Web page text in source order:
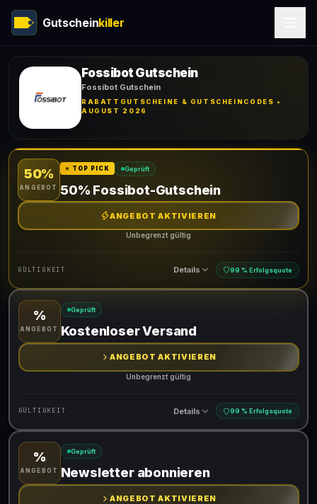
Gutscheinkiller
Fossibot Gutschein
Fossibot Gutschein
RABATTGUTSCHEINE & GUTSCHEINCODES •
AUGUST 2026
50%
ANGEBOT
⭐ TOP PICK Geprüft
50% Fossibot-Gutschein
ANGEBOT AKTIVIEREN
Unbegrenzt gültig
GÜLTIGKEIT Details 99 % Erfolgsquote
Gültig für teilnehmende Produkte
%
ANGEBOT
Geprüft
Kostenloser Versand
ANGEBOT AKTIVIEREN
Unbegrenzt gültig
GÜLTIGKEIT Details 99 % Erfolgsquote
Gültig für teilnehmende Produkte
%
ANGEBOT
Geprüft
Newsletter abonnieren
ANGEBOT AKTIVIEREN